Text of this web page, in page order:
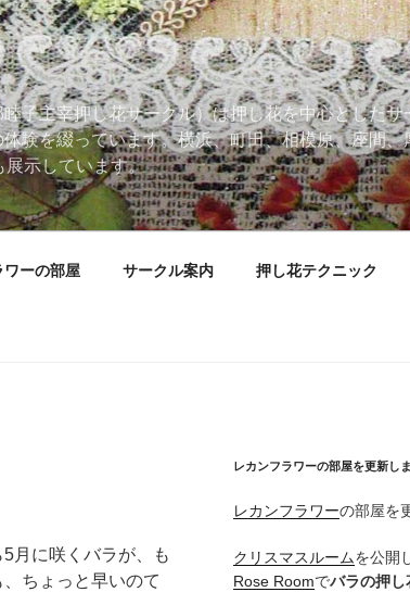
子主宰押し花サークル）は押し花を中心とした
験を綴っています。横浜、町田、相模原、座間
展示しています。
ワーの部屋 サークル案内 押し花テクニック
月に咲くバラが、も
ちょっと早いのて
レカンフラワーの部屋を更新しま
レカンフラワーの部屋を
クリスマスルームを公開
Rose Roomでバラの押し